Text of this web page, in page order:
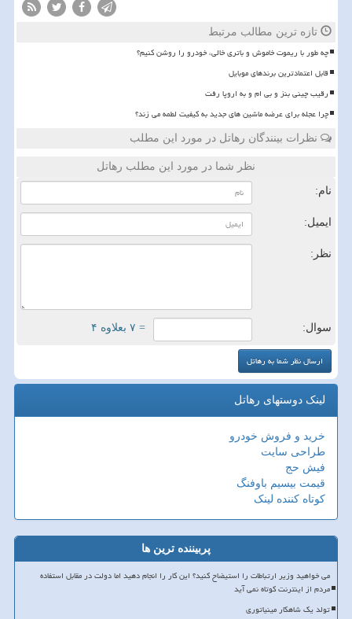
تازه ترین مطالب مرتبط
چه طور با ریموت خاموش و باتری خالی، خودرو را روشن کنیم؟
قابل اعتمادترین برندهای موبایل
رقیب چینی بنز و بی ام و به اروپا رفت
چرا عجله برای عرضه ماشین های جدید به کیفیت لطمه می زند؟
نظرات بینندگان رهاتل در مورد این مطلب
نظر شما در مورد این مطلب رهاتل
نام:
ایمیل:
نظر:
سوال: = ۷ بعلاوه ۴
لینک دوستهای رهاتل
خرید و فروش خودرو
طراحی سایت
فیش حج
قیمت بیسیم باوفنگ
کوتاه کننده لینک
پربیننده ترین ها
می خواهید وزیر ارتباطات را استیضاح کنید؟ این کار را انجام دهید اما دولت در مقابل استفاده
مردم از اینترنت کوتاه نمی آید
تولد یک شاهکار مینیاتوری